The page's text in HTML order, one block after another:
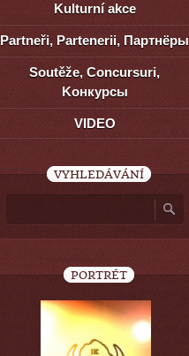
Kulturní akce
Partneři, Partenerii, Партнёры
Soutěže, Concursuri,
Kонкурсы
VIDEO
VYHLEDÁVÁNÍ
PORTRÉT